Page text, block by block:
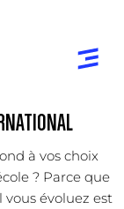
à vos choix
? Parce que
évoluez est